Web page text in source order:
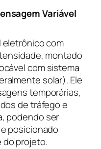
Variável
eletrônico com
montado
com sistema
solar). Ele
temporárias,
de tráfego e
podendo ser
posicionado
do projeto.